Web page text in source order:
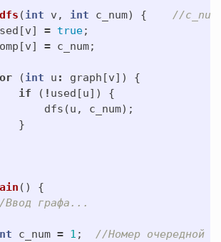
dfs (int v , int c_num) {
//
[v] = true;
[v] = c_num;
(int u : graph [v])
{
if
( ! used [u])
{
dfs (u , c_num);
}
()
{
графа...
c_num = 1 ;
//Номер очередной